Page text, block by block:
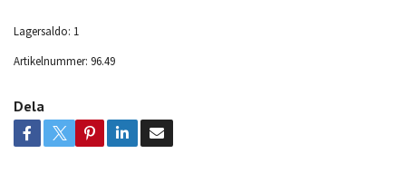
Lagersaldo: 1
Artikelnummer: 96.49
Dela